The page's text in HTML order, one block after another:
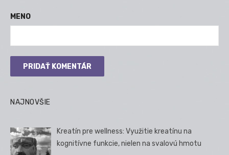
MENO
NAJNOVŠIE
Kreatín pre wellness: Využitie kreatínu na
kognitívne funkcie, nielen na svalovú hmotu